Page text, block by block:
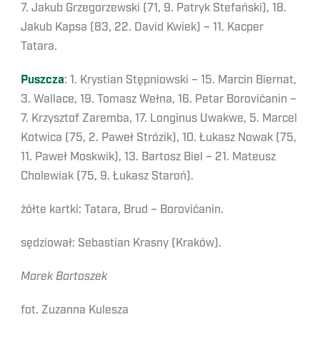
7. Jakub Grzegorzewski (71, 9. Patryk Stefański), 18.
Jakub Kapsa (83, 22. David Kwiek) – 11. Kacper
Tatara.
Puszcza: 1. Krystian Stępniowski – 15. Marcin Biernat,
3. Wallace, 19. Tomasz Wełna, 16. Petar Borovićanin –
7. Krzysztof Zaremba, 17. Longinus Uwakwe, 5. Marcel
Kotwica (75, 2. Paweł Strózik), 10. Łukasz Nowak (75,
11. Paweł Moskwik), 13. Bartosz Biel – 21. Mateusz
Cholewiak (75, 9. Łukasz Staroń).
żółte kartki: Tatara, Brud – Borovićanin.
sędziował: Sebastian Krasny (Kraków).
Marek Bartoszek
fot. Zuzanna Kulesza